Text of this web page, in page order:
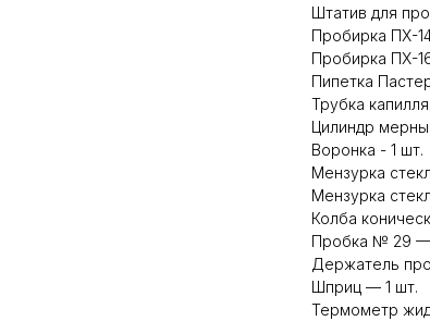
Штатив для
Пробирка ПХ-
Пробирка ПХ-
Пипетка
Трубка
Цилиндр
Воронка - 1 шт.
Мензурка
Мензурка
Колба
Пробка № 29 —
Держатель
Шприц — 1 шт.
Термометр